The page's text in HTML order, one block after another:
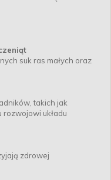
suk ras małych oraz
takich jak
rozwojowi układu
zdrowej